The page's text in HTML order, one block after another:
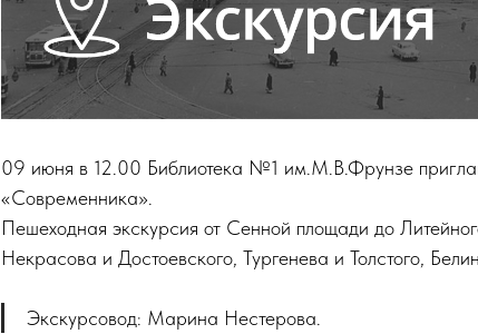
09 июня в 12.00 Библиотека №1 им.М.В.Фрунзе
«Современника».
Пешеходная экскурсия от Сенной площади до
Некрасова и Достоевского, Тургенева и Толстого,
Экскурсовод: Марина Нестерова.